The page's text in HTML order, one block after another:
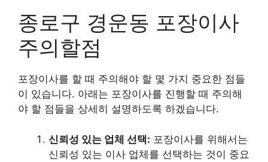
종로구 경운동 포장이사
주의할점
포장이사를 할 때 주의해야 할 몇 가지 중요한 점들
이 있습니다. 아래는 포장이사를 진행할 때 주의해
야 할 점들을 상세히 설명하도록 하겠습니다.
신뢰성 있는 업체 선택: 포장이사를 위해서는
신뢰성 있는 이사 업체를 선택하는 것이 중요